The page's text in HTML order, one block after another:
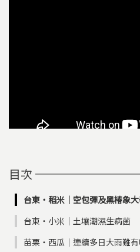
目次
台東‧稻米｜空包彈及黑椿象
台東‧小米｜土壤潮濕生病菌
苗栗‧西瓜｜連續多日大雨難